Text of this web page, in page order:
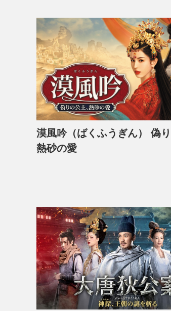
漠風吟（ばくふうぎん） 偽り
熱砂の愛